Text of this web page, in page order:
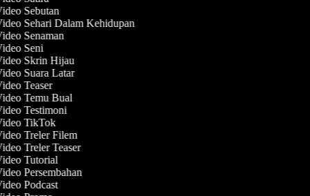
Sebutan
Sehari Dalam Kehidupan
Senaman
Seni
Skrin Hijau
Suara Latar
Teaser
Temu Bual
Testimoni
TikTok
Treler Filem
Treler Teaser
Tutorial
Persembahan
Podcast